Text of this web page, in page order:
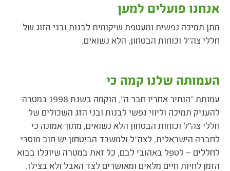
אנחנו פועלים למען
מתן תמיכה נפשית ומעטפת שיקומית לבנות ובני הזוג של
חללי צה"ל וכוחות הבטחון, הלא נשואים.
העמותה שלנו קמה כי
עמותת "הותיר אחריו חבר.ה", הוקמה בשנת 1998 במטרה
להעניק תמיכה וליווי נפשי לבנות ובני הזג השכולים של
חללי צה"ל וכוחות הבטחון הלא נשואים, מתוך אמונה כי
לחברה הישראלית, לצה"ל ולמשרד הביטחון יש חוב מוסרי
לחללים – לטפל באהובי לבם, כל זאת במטרה שיוכלו בבוא
הזמן לחיות חיים מלאים ומאושרים לצד האבל ולא בצילו.